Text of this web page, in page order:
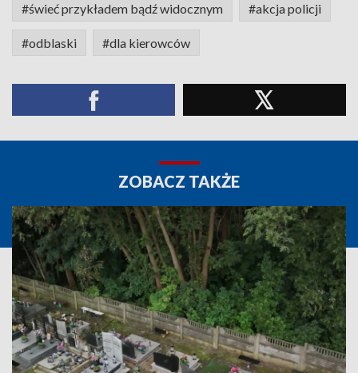
#świeć przykładem bądź widocznym #akcja policji
#odblaski #dla kierowców
ZOBACZ TAKŻE